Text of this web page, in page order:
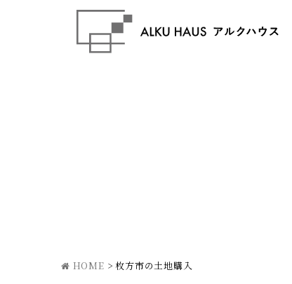
HOME > 枚方市の土地購入